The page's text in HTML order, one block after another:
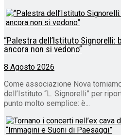
“Palestra dell’Istituto
ancora non si vedono”
8 Agosto 2026
Come associazione Nova
dell’Istituto “L. Signorelli” per
punto molto semplice: è...